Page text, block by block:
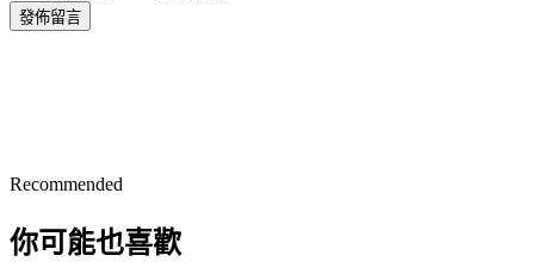
發佈留言
Recommended
你可能也喜歡